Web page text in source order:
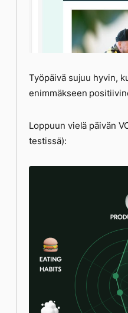
Työpäivä sujuu hyvin,
enimmäkseen
Loppuun vielä päivän
testissä):